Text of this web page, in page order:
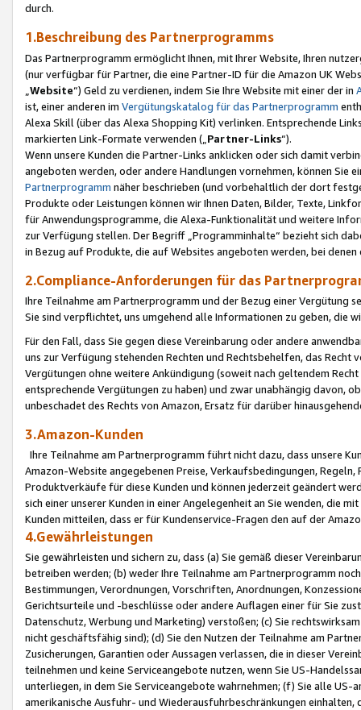
durch.
1.Beschreibung des Partnerprogramms
Das Partnerprogramm ermöglicht Ihnen, mit Ihrer Website, Ihren
(nur verfügbar für Partner, die eine Partner-ID für die Amazon UK
Website“) Geld zu verdienen, indem Sie Ihre Website mit einer der in
ist, einer anderen im Vergütungskatalog für das Partnerprogramm
Alexa Skill (über das Alexa Shopping Kit) verlinken. Entsprechende
markierten Link-Formate verwenden („ Partner-Links“).
Wenn unsere Kunden die Partner-Links anklicken oder sich damit
angeboten werden, oder andere Handlungen vornehmen, können Sie
Partnerprogramm näher beschrieben (und vorbehaltlich der dort
Produkte oder Leistungen können wir Ihnen Daten, Bilder, Texte,
für Anwendungsprogramme, die Alexa-Funktionalität und weitere
zur Verfügung stellen. Der Begriff „Programminhalte“ bezieht sich
in Bezug auf Produkte, die auf Websites angeboten werden, bei
2.Compliance-Anforderungen für das
Ihre Teilnahme am Partnerprogramm und der Bezug einer Vergütung
Sie sind verpflichtet, uns umgehend alle Informationen zu geben, die
Für den Fall, dass Sie gegen diese Vereinbarung oder andere
uns zur Verfügung stehenden Rechten und Rechtsbehelfen, das
Vergütungen ohne weitere Ankündigung (soweit nach geltendem
entsprechende Vergütungen zu haben) und zwar unabhängig davon,
unbeschadet des Rechts von Amazon, Ersatz für darüber
3.Amazon-Kunden
Ihre Teilnahme am Partnerprogramm führt nicht dazu, dass unsere
Amazon-Website angegebenen Preise, Verkaufsbedingungen,
Produktverkäufe für diese Kunden und können jederzeit geändert
sich einer unserer Kunden in einer Angelegenheit an Sie wenden, die
Kunden mitteilen, dass er für Kundenservice-Fragen den auf der
4.Gewährleistungen
Sie gewährleisten und sichern zu, dass (a) Sie gemäß dieser
betreiben werden; (b) weder Ihre Teilnahme am Partnerprogramm
Bestimmungen, Verordnungen, Vorschriften, Anordnungen,
Gerichtsurteile und -beschlüsse oder andere Auflagen einer für Sie
Datenschutz, Werbung und Marketing) verstoßen; (c) Sie
nicht geschäftsfähig sind); (d) Sie den Nutzen der Teilnahme am
Zusicherungen, Garantien oder Aussagen verlassen, die in dieser
teilnehmen und keine Serviceangebote nutzen, wenn Sie US-
unterliegen, in dem Sie Serviceangebote wahrnehmen; (f) Sie alle
amerikanische Ausfuhr- und Wiederausfuhrbeschränkungen